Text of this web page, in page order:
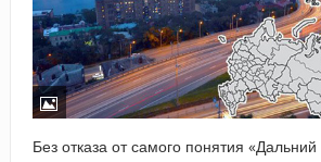
Без отказа от самого понятия